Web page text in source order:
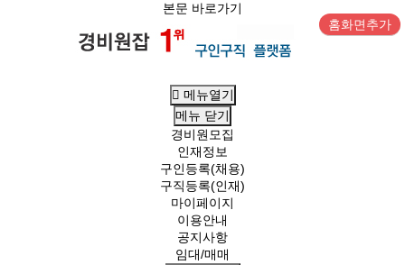
본문 바로가기
홈화면추가
메뉴열기
메뉴 닫기
경비원모집
인재정보
구인등록(채용)
구직등록(인재)
마이페이지
이용안내
공지사항
임대/매매